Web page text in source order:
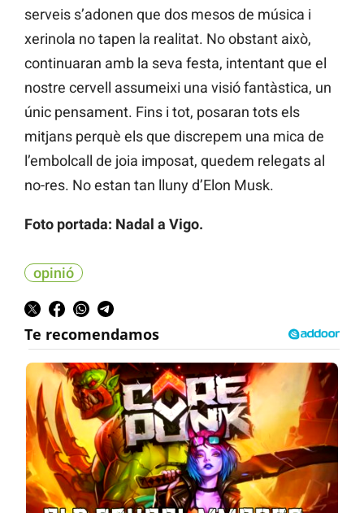
serveis s’adonen que dos mesos de música i
xerinola no tapen la realitat. No obstant això,
continuaran amb la seva festa, intentant que el
nostre cervell assumeixi una visió fantàstica, un
únic pensament. Fins i tot, posaran tots els
mitjans perquè els que discrepem una mica de
l’embolcall de joia imposat, quedem relegats al
no-res. No estan tan lluny d’Elon Musk.
Foto portada: Nadal a Vigo.
opinió